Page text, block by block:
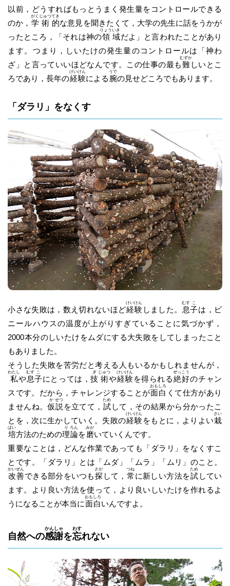
以前，どうすればもっとうまく発生量をコントロールできる
のか， 学
がく
術
じゅつ
的
てき
な意見を聞きたくて，大学の先生に話をうかが
ったところ，「それは神の領
りょう
域
いき
だよ」と言われたことがあり
ます。つまり，しいたけの発生量のコントロールは「神わ
ざ」と言っていいほどなんです。この仕事の最も難
むずか
しいとこ
ろであり，長年の経
けい
験
けん
による 腕
うで
の見せどころでもあります。
「ダラリ」をなくす
小さな失敗は，数え切れないほど経
けい
験
けん
しました。 息
むす
子
こ
は，ビ
ニールハウスの温度が上がりすぎていることに気づかず，
2000本分のしいたけをムダにする大失敗をしてしまったこと
もありました。
そうした失敗を苦労だと考える人もいるかもしれませんが，
私
わたし
や息
むす
子
こ
にとっては，技
ぎ
術
じゅつ
や経
けい
験
けん
を得られる絶
ぜっ
好
こう
のチャン
スです。だから，チャレンジすることが面
おも
白
しろ
くて仕方があり
ませんね。仮
か
説
せつ
を立てて， 試
ため
して，その結果から分かったこ
とを，次に生かしていく。失敗の経
けい
験
けん
をもとに，よりよい栽
さい
培
ばい
方法のための理
り
論
ろん
を磨
みが
いていくんです。
重要なことは，どんな作業であっても「ダラリ」をなくすこ
とです。「ダラリ」とは「ムダ」「ムラ」「ムリ」のこと。
改
かい
善
ぜん
できる部分をいつも探
さが
して， 常
つね
に新しい方法を試
ため
してい
ます。より良い方法を使って，より良いしいたけを作れるよ
うになることが本当に面
おも
白
しろ
いんですよ。
自然への感
かん
謝
しゃ
を忘
わす
れない